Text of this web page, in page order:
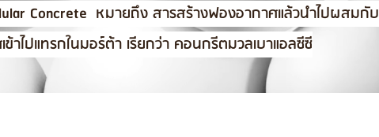
Concrete หมายถึง สารสร้างฟองอากาศแล้วนำไปผสมกับ
าไปแทรกในมอร์ต้า เรียกว่า คอนกรีตมวลเบาแอลซีซี